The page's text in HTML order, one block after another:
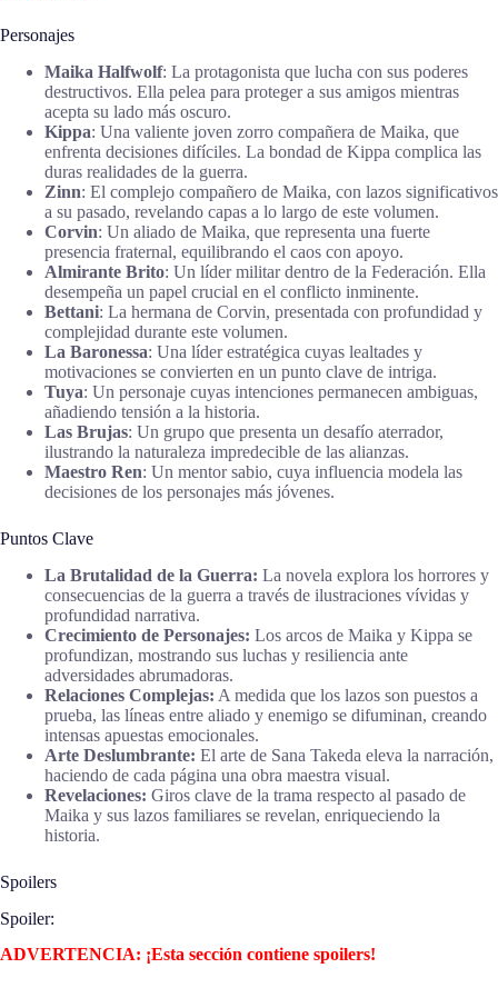
Personajes
Maika Halfwolf: La protagonista que lucha con sus poderes
destructivos. Ella pelea para proteger a sus amigos mientras
acepta su lado más oscuro.
Kippa: Una valiente joven zorro compañera de Maika, que
enfrenta decisiones difíciles. La bondad de Kippa complica las
duras realidades de la guerra.
Zinn: El complejo compañero de Maika, con lazos significativos
a su pasado, revelando capas a lo largo de este volumen.
Corvin: Un aliado de Maika, que representa una fuerte
presencia fraternal, equilibrando el caos con apoyo.
Almirante Brito: Un líder militar dentro de la Federación. Ella
desempeña un papel crucial en el conflicto inminente.
Bettani: La hermana de Corvin, presentada con profundidad y
complejidad durante este volumen.
La Baronessa: Una líder estratégica cuyas lealtades y
motivaciones se convierten en un punto clave de intriga.
Tuya: Un personaje cuyas intenciones permanecen ambiguas,
añadiendo tensión a la historia.
Las Brujas: Un grupo que presenta un desafío aterrador,
ilustrando la naturaleza impredecible de las alianzas.
Maestro Ren: Un mentor sabio, cuya influencia modela las
decisiones de los personajes más jóvenes.
Puntos Clave
La Brutalidad de la Guerra: La novela explora los horrores y
consecuencias de la guerra a través de ilustraciones vívidas y
profundidad narrativa.
Crecimiento de Personajes: Los arcos de Maika y Kippa se
profundizan, mostrando sus luchas y resiliencia ante
adversidades abrumadoras.
Relaciones Complejas: A medida que los lazos son puestos a
prueba, las líneas entre aliado y enemigo se difuminan, creando
intensas apuestas emocionales.
Arte Deslumbrante: El arte de Sana Takeda eleva la narración,
haciendo de cada página una obra maestra visual.
Revelaciones: Giros clave de la trama respecto al pasado de
Maika y sus lazos familiares se revelan, enriqueciendo la
historia.
Spoilers
Spoiler:
ADVERTENCIA: ¡Esta sección contiene spoilers!